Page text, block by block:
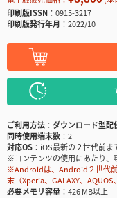
印刷版ISSN
0915-3217
印刷版発行年月
2022/10
ご利用方法
ダウンロード型配
同時使用端末数
2
対応OS
iOS最新の２世代前
※コンテンツの使用にあたり
※Androidは、Android２世代
末（Xperia、GALAXY、
必要メモリ容量
426 MB以上